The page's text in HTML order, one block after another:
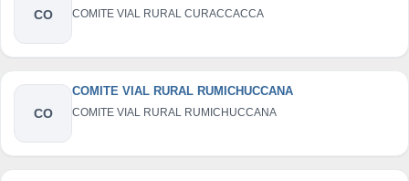
CO COMITE VIAL RURAL CURACCACCA
CO
COMITE VIAL RURAL RUMICHUCCANA
COMITE VIAL RURAL RUMICHUCCANA